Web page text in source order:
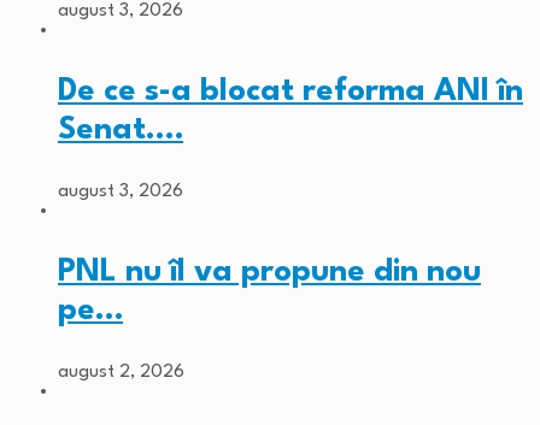
august 3, 2026
De ce s-a blocat reforma ANI în
Senat.…
august 3, 2026
PNL nu îl va propune din nou
pe…
august 2, 2026